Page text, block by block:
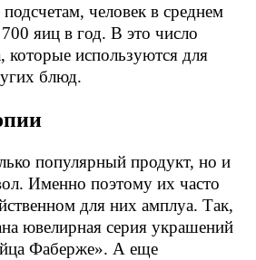
человек в среднем
яиц в год. В это число
которые используются для
блюд.
популярный продукт, но и
Именно поэтому их часто
для них амплуа. Так,
ювелирная серия украшений
Фаберже». А еще